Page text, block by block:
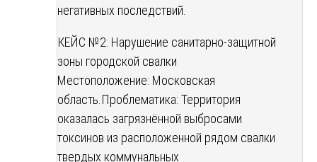
негативных последствий.
КЕЙС №2: Нарушение санитарно-защитной
зоны городской свалки
Местоположение: Московская
область.Проблематика: Территория
оказалась загрязнённой выбросами
токсинов из расположенной рядом свалки
твердых коммунальных